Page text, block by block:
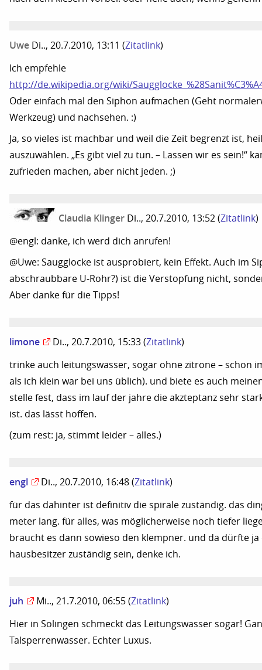
Uwe Di.., 20.7.2010, 13:11 (Zitatlink)
Ich empfehle
http://de.wikipedia.org/wiki/
Oder einfach mal den Siphon aufmachen (Geht
Werkzeug) und nachsehen. :)
Ja, so vieles ist machbar und weil die Zeit begrenzt ist,
auszuwählen. „Es gibt viel zu tun. – Lassen wir es sein!“
zufrieden machen, aber nicht jeden. ;)
Claudia Klinger Di.., 20.7.2010, 13:52 (Zitatlink)
@engl: danke, ich werd dich anrufen!
@Uwe: Saugglocke ist ausprobiert, kein Effekt. Auch im
abschraubbare U-Rohr?) ist die Verstopfung nicht,
Aber danke für die Tipps!
limone Di.., 20.7.2010, 15:33 (Zitatlink)
trinke auch leitungswasser, sogar ohne zitrone – schon
als ich klein war bei uns üblich). und biete es auch
stelle fest, dass im lauf der jahre die akzteptanz sehr
ist. das lässt hoffen.
(zum rest: ja, stimmt leider – alles.)
engl Di.., 20.7.2010, 16:48 (Zitatlink)
für das dahinter ist definitiv die spirale zuständig. das
meter lang. für alles, was möglicherweise noch tiefer
braucht es dann sowieso den klempner. und da dürfte
hausbesitzer zuständig sein, denke ich.
juh Mi.., 21.7.2010, 06:55 (Zitatlink)
Hier in Solingen schmeckt das Leitungswasser sogar!
Talsperrenwasser. Echter Luxus.